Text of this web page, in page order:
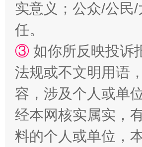
扯下公款旅游的“隐身衣”
“蜀中异人”王建安的艺术幻境
实意义；公众/公民
任。
③ 如你所反映投诉
法规或不文明用语
容，涉及个人或单
经本网核实属实，
料的个人或单位，